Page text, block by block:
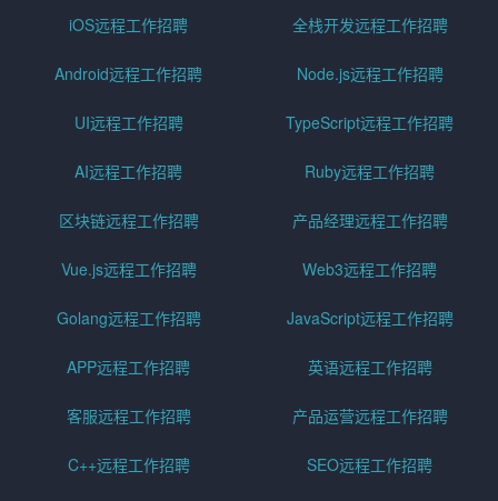
iOS远程工作招聘 全栈开发远程工作招聘
Android远程工作招聘 Node.js远程工作招聘
UI远程工作招聘 TypeScript远程工作招聘
AI远程工作招聘 Ruby远程工作招聘
区块链远程工作招聘 产品经理远程工作招聘
Vue.js远程工作招聘 Web3远程工作招聘
Golang远程工作招聘 JavaScript远程工作招聘
APP远程工作招聘 英语远程工作招聘
客服远程工作招聘 产品运营远程工作招聘
C++远程工作招聘 SEO远程工作招聘